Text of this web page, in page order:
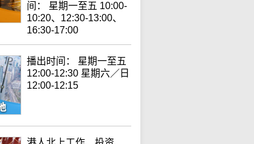
间： 星期一至五 10:00-
10:20、12:30-13:00、
16:30-17:00
播出时间： 星期一至五
12:00-12:30 星期六／日
12:00-12:15